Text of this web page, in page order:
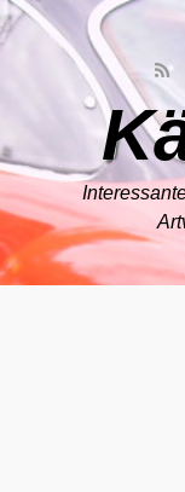
Zum Hauptinhalt